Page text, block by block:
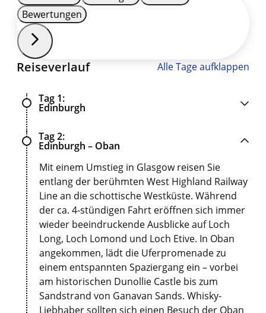
Bewertungen
Reiseverlauf Alle Tage aufklappen
Tag 1
Edinburgh
Tag 2
Edinburgh – Oban
Mit einem Umstieg in Glasgow reisen Sie
entlang der berühmten West Highland Railway
Line an die schottische Westküste. Während
der ca. 4-stündigen Fahrt eröffnen sich immer
wieder beeindruckende Ausblicke auf Loch
Long, Loch Lomond und Loch Etive. In Oban
angekommen, lädt die Uferpromenade zu
einem entspannten Spaziergang ein – vorbei
am historischen Dunollie Castle bis zum
Sandstrand von Ganavan Sands. Whisky-
Liebhaber sollten sich einen Besuch der Oban